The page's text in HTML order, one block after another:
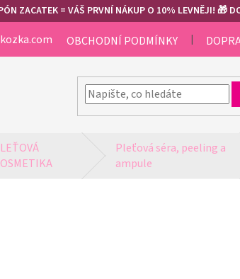
ZACATEK = VÁŠ PRVNÍ NÁKUP O 10% LEVNĚJI! 🎁
OBCHODNÍ PODMÍNKY
Pleťová séra, peeling a
ampule